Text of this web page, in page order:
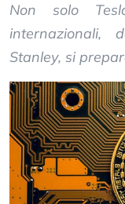
Non solo
internazionali,
Stanley, si